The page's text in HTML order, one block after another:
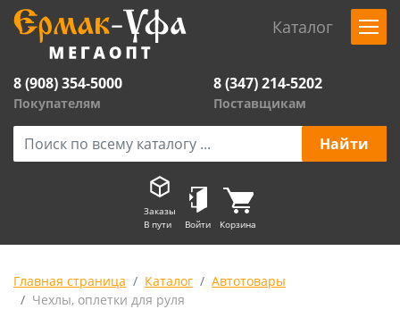
Каталог
8 (908) 354-5000
Покупателям
8 (347) 214-5202
Поставщикам
Заказы
В пути
Войти Корзина
Главная страница Каталог
Автотовары
Чехлы, оплетки для руля